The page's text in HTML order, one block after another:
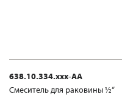
638.10.334.xxx-AA
Смеситель для раковины ½“